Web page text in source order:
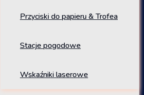
Przyciski do papieru & Trofea
Stacje pogodowe
Wskaźniki laserowe